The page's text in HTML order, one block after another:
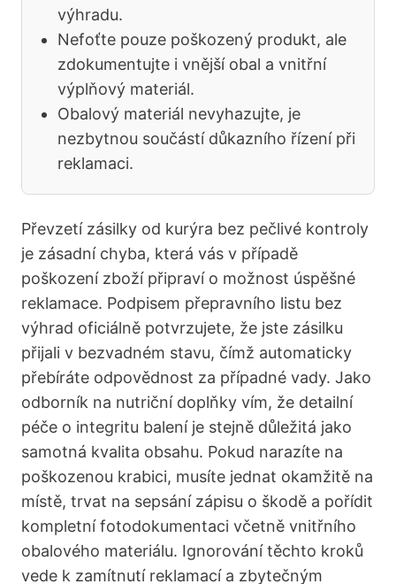
výhradu.
Nefoťte pouze poškozený produkt, ale
zdokumentujte i vnější obal a vnitřní
výplňový materiál.
Obalový materiál nevyhazujte, je
nezbytnou součástí důkazního řízení při
reklamaci.
Převzetí zásilky od kurýra bez pečlivé kontroly
je zásadní chyba, která vás v případě
poškození zboží připraví o možnost úspěšné
reklamace. Podpisem přepravního listu bez
výhrad oficiálně potvrzujete, že jste zásilku
přijali v bezvadném stavu, čímž automaticky
přebíráte odpovědnost za případné vady. Jako
odborník na nutriční doplňky vím, že detailní
péče o integritu balení je stejně důležitá jako
samotná kvalita obsahu. Pokud narazíte na
poškozenou krabici, musíte jednat okamžitě na
místě, trvat na sepsání zápisu o škodě a pořídit
kompletní fotodokumentaci včetně vnitřního
obalového materiálu. Ignorování těchto kroků
vede k zamítnutí reklamací a zbytečným